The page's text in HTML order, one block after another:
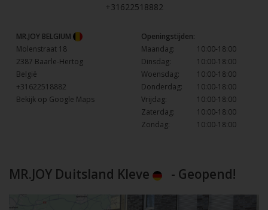
+31622518882
MR.JOY BELGIUM
Molenstraat 18
2387 Baarle-Hertog
België
+31622518882
Bekijk op Google Maps
Openingstijden:
Maandag:
10:00-18:00
Dinsdag:
10:00-18:00
Woensdag:
10:00-18:00
Donderdag:
10:00-18:00
Vrijdag:
10:00-18:00
Zaterdag:
10:00-18:00
Zondag:
10:00-18:00
MR.JOY Duitsland Kleve - Geopend!